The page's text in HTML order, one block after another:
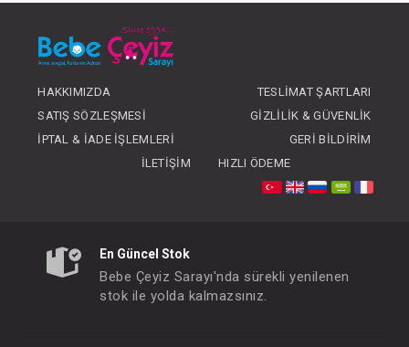
Frozen 2 Deodorant
FIYATLARI GÖRMEK IÇIN ÜYE
HAKKIMIZDA
TESLIMAT ŞARTLARI
SATIŞ SÖZLEŞMESI
GIZLILIK & GÜVENLIK
İPTAL & İADE İŞLEMLERI
GERI BILDIRIM
İLETIŞIM
HIZLI ÖDEME
En Güncel Stok
Bebe Çeyiz Sarayı'nda sürekli yenilenen
stok ile yolda kalmazsınız.